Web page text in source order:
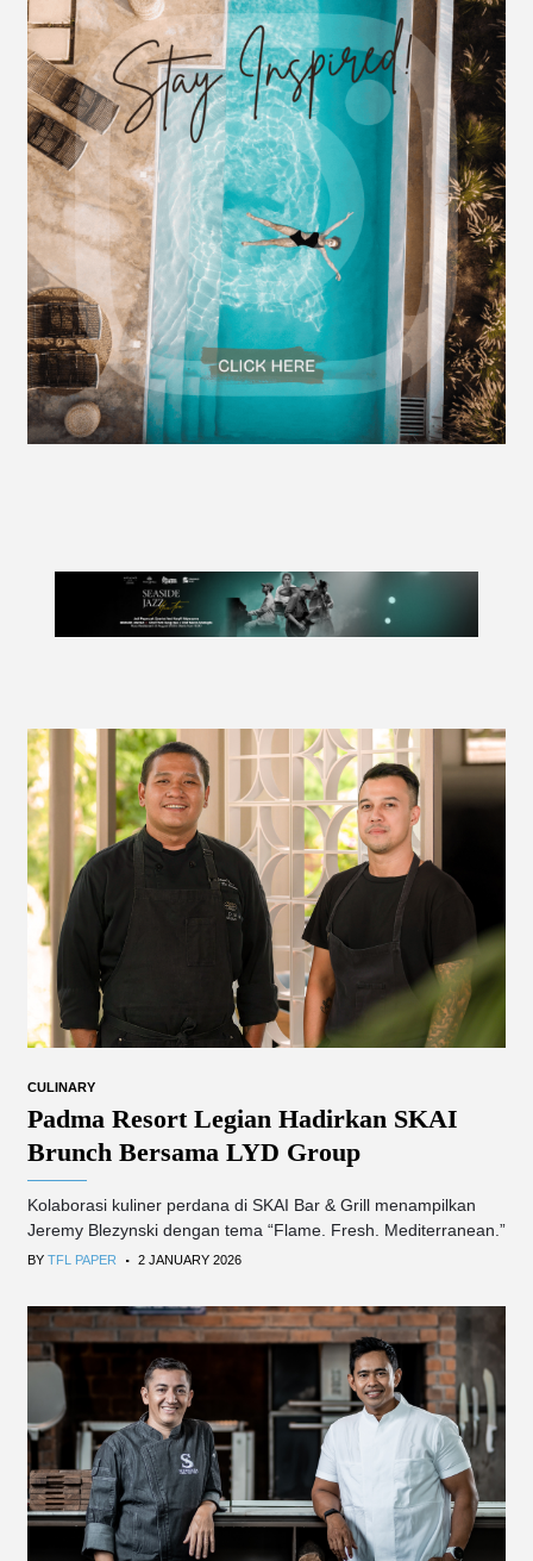
CULINARY
Padma Resort Legian Hadirkan SKAI
Brunch Bersama LYD Group
Kolaborasi kuliner perdana di SKAI Bar & Grill menampilkan
Jeremy Blezynski dengan tema “Flame. Fresh. Mediterranean.”
BY TFL PAPER . 2 JANUARY 2026